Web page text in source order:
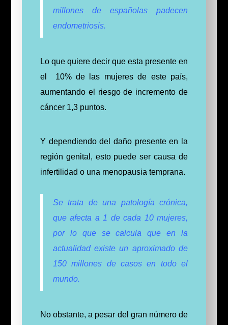
millones de españolas padecen
endometriosis.
Lo que quiere decir que esta presente en
el 10% de las mujeres de este país,
aumentando el riesgo de incremento de
cáncer 1,3 puntos.
Y dependiendo del daño presente en la
región genital, esto puede ser causa de
infertilidad o una menopausia temprana.
Se trata de una patología crónica,
que afecta a 1 de cada 10 mujeres,
por lo que se calcula que en la
actualidad existe un aproximado de
150 millones de casos en todo el
mundo.
No obstante, a pesar del gran número de